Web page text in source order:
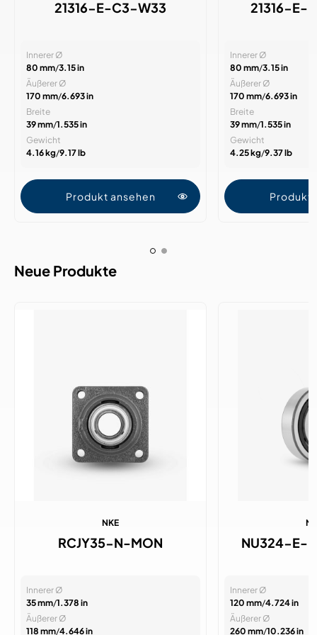
21316-E-C3-W33
Innerer Ø
80 mm/3.15 in
Äußerer Ø
170 mm/6.693 in
Breite
39 mm/1.535 in
Gewicht
4.16 kg/9.17 lb
Produkt ansehen
21316-E-
Innerer Ø
80 mm/3.15 in
Äußerer Ø
170 mm/6.693 in
Breite
39 mm/1.535 in
Gewicht
4.25 kg/9.37 lb
Produkt
Neue Produkte
NKE
RCJY35-N-MON
Innerer Ø
35 mm/1.378 in
Äußerer Ø
118 mm/4.646 in
NU324-E-
Innerer Ø
120 mm/4.724 in
Äußerer Ø
260 mm/10.236 in